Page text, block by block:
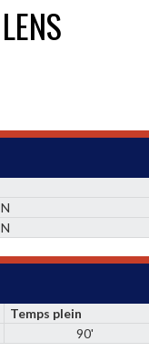
LENS
N
N
Temps plein
90'